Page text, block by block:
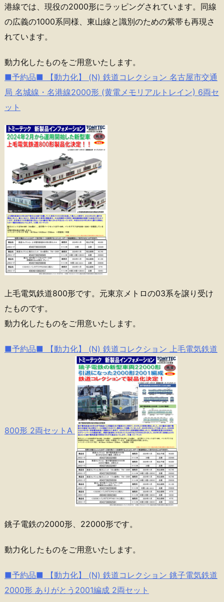
港線では、現役の2000形にラッピングされています。同線
の広義の1000系同様、東山線と識別のための紫帯も再現さ
れています。
動力化したものをご用意いたします。
■予約品■ 【動力化】 (N) 鉄道コレクション 名古屋市交通
局 名城線・名港線2000形 (黄電メモリアルトレイン) 6両セ
ット
上毛電気鉄道800形です。元東京メトロの03系を譲り受け
たものです。
動力化したものをご用意いたします。
■予約品■ 【動力化】 (N) 鉄道コレクション 上毛電気鉄道
800形 2両セットA
銚子電鉄の2000形、22000形です。
動力化したものをご用意いたします。
■予約品■ 【動力化】 (N) 鉄道コレクション 銚子電気鉄道
2000形 ありがとう2001編成 2両セット